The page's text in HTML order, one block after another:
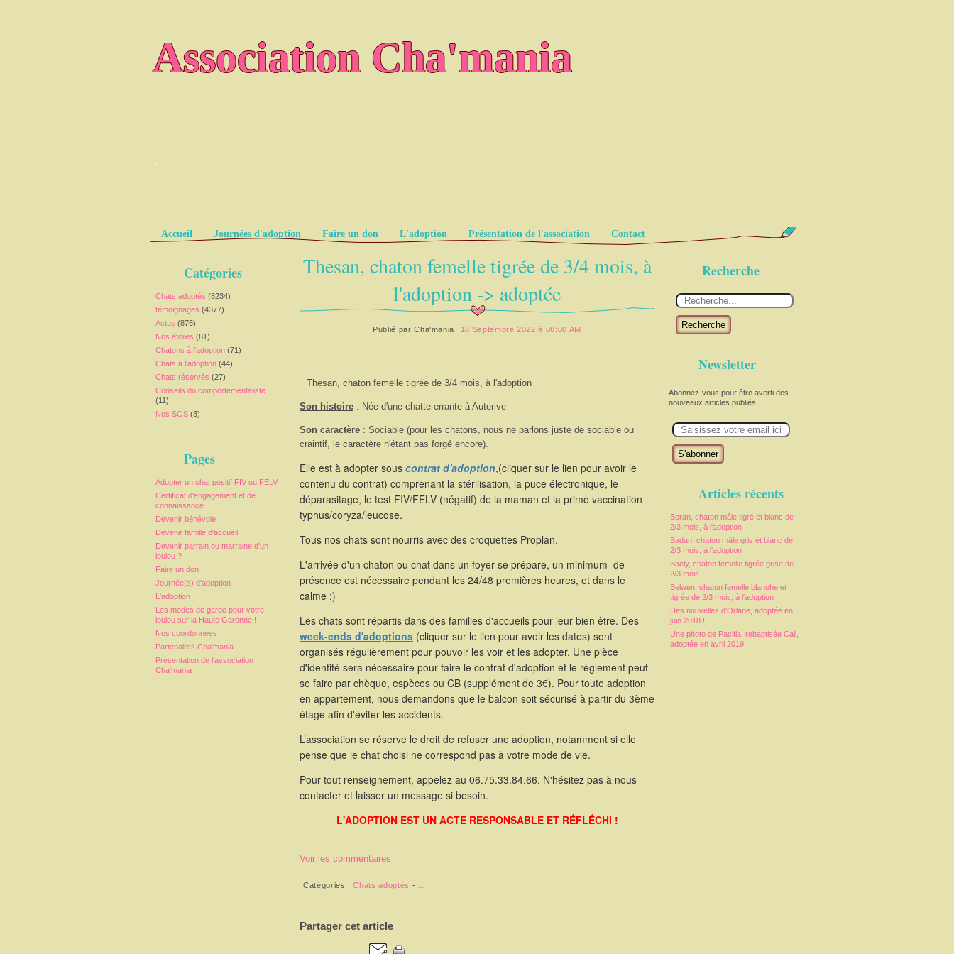
Association Cha'mania
.
Pages
Accueil Journées d'adoption Faire un don L'adoption Présentation de l'association Contact
Catégories
Chats adoptés (8234)
témoignages (4377)
Actus (876)
Nos étoiles (81)
Chatons à l'adoption (71)
Chats à l'adoption (44)
Chats réservés (27)
Conseils du comportementaliste
(11)
Nos SOS (3)
Pages
Adopter un chat positif FIV ou FELV
Certificat d'engagement et de
connaissance
Devenir bénévole
Devenir famille d'accueil
Devenir parrain ou marraine d'un
loulou ?
Faire un don
Journée(s) d'adoption
L'adoption
Les modes de garde pour votre
loulou sur la Haute Garonne !
Nos coordonnées
Partenaires Cha'mania
Présentation de l'association
Cha'mania
Recherche
Recherche
Newsletter
Abonnez-vous pour être averti des
nouveaux articles publiés.
m
Articles récents
Boran, chaton mâle tigré et blanc de
2/3 mois, à l'adoption
Badan, chaton mâle gris et blanc de
2/3 mois, à l'adoption
Baely, chaton femelle tigrée grise de
2/3 mois
Belwen, chaton femelle blanche et
tigrée de 2/3 mois, à l'adoption
Des nouvelles d'Orlane, adoptée en
juin 2018 !
Une photo de Pacifia, rebaptisée Cali,
adoptée en avril 2019 !
Thesan, chaton femelle tigrée de 3/4 mois, à
l'adoption -> adoptée
Publié parCha'mania 18 Septembre 2022 à 08:00 AM
Thesan, chaton femelle tigrée de 3/4 mois, à l'adoption
Son histoire : Née d'une chatte errante à Auterive
Son caractère : Sociable (pour les chatons, nous ne parlons juste de sociable ou
craintif, le caractère n'étant pas forgé encore).
Elle est à adopter sous contrat d'adoption,(cliquer sur le lien pour avoir le
contenu du contrat) comprenant la stérilisation, la puce électronique, le
déparasitage, le test FIV/FELV (négatif) de la maman et la primo vaccination
typhus/coryza/leucose.
Tous nos chats sont nourris avec des croquettes Proplan.
L'arrivée d'un chaton ou chat dans un foyer se prépare, un minimum de
présence est nécessaire pendant les 24/48 premières heures, et dans le
calme ;)
Les chats sont répartis dans des familles d'accueils pour leur bien être. Des
week-ends d'adoptions (cliquer sur le lien pour avoir les dates) sont
organisés régulièrement pour pouvoir les voir et les adopter. Une pièce
d'identité sera nécessaire pour faire le contrat d'adoption et le règlement peut
se faire par chèque, espèces ou CB (supplément de 3€). Pour toute adoption
en appartement, nous demandons que le balcon soit sécurisé à partir du 3ème
étage afin d'éviter les accidents.
L’association se réserve le droit de refuser une adoption, notamment si elle
pense que le chat choisi ne correspond pas à votre mode de vie.
Pour tout renseignement, appelez au 06.75.33.84.66. N'hésitez pas à nous
contacter et laisser un message si besoin.
L'ADOPTION EST UN ACTE RESPONSABLE ET RÉFLÉCHI !
Voir les commentaires
Catégories :Chats adoptés -
Partager cet article